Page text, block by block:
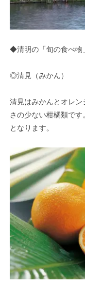
◆清明の「旬の食べ物
◎清見（みかん）
清見はみかんとオレ
さの少ない柑橘類で
となります。